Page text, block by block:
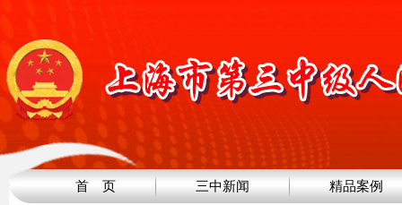
首 页 三中新闻 精品案例